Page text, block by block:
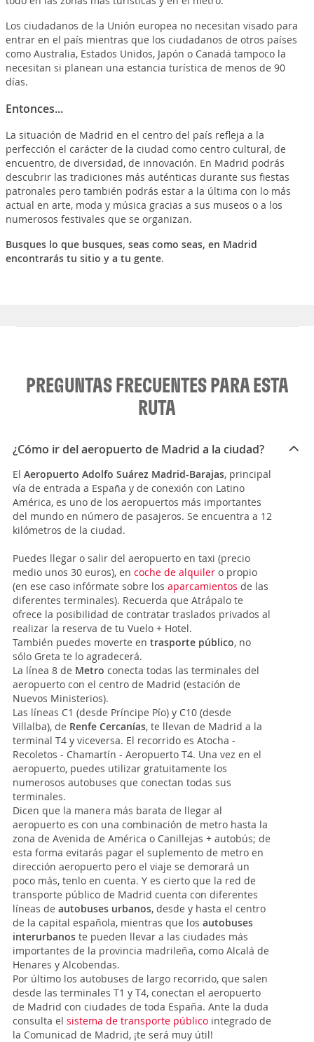
Los ciudadanos de la Unión europea no necesitan visado para
entrar en el país mientras que los ciudadanos de otros países
como Australia, Estados Unidos, Japón o Canadá tampoco la
necesitan si planean una estancia turística de menos de 90
días.
Entonces...
La situación de Madrid en el centro del país refleja a la
perfección el carácter de la ciudad como centro cultural, de
encuentro, de diversidad, de innovación. En Madrid podrás
descubrir las tradiciones más auténticas durante sus fiestas
patronales pero también podrás estar a la última con lo más
actual en arte, moda y música gracias a sus museos o a los
numerosos festivales que se organizan.
Busques lo que busques, seas como seas, en Madrid
encontrarás tu sitio y a tu gente.
PREGUNTAS FRECUENTES PARA ESTA
RUTA
¿Cómo ir del aeropuerto de Madrid a la ciudad?
El Aeropuerto Adolfo Suárez Madrid-Barajas, principal
vía de entrada a España y de conexión con Latino
América, es uno de los aeropuertos más importantes
del mundo en número de pasajeros. Se encuentra a 12
kilómetros de la ciudad.
Puedes llegar o salir del aeropuerto en taxi (precio
medio unos 30 euros), en coche de alquiler o propio
(en ese caso infórmate sobre los aparcamientos de las
diferentes terminales). Recuerda que Atrápalo te
ofrece la posibilidad de contratar traslados privados al
realizar la reserva de tu Vuelo + Hotel.
También puedes moverte en trasporte público, no
sólo Greta te lo agradecerá.
La línea 8 de Metro conecta todas las terminales del
aeropuerto con el centro de Madrid (estación de
Nuevos Ministerios).
Las líneas C1 (desde Príncipe Pío) y C10 (desde
Villalba), de Renfe Cercanías, te llevan de Madrid a la
terminal T4 y viceversa. El recorrido es Atocha -
Recoletos - Chamartín - Aeropuerto T4. Una vez en el
aeropuerto, puedes utilizar gratuitamente los
numerosos autobuses que conectan todas sus
terminales.
Dicen que la manera más barata de llegar al
aeropuerto es con una combinación de metro hasta la
zona de Avenida de América o Canillejas + autobús; de
esta forma evitarás pagar el suplemento de metro en
dirección aeropuerto pero el viaje se demorará un
poco más, tenlo en cuenta. Y es cierto que la red de
transporte público de Madrid cuenta con diferentes
líneas de autobuses urbanos, desde y hasta el centro
de la capital española, mientras que los autobuses
interurbanos te pueden llevar a las ciudades más
importantes de la provincia madrileña, como Alcalá de
Henares y Alcobendas.
Por último los autobuses de largo recorrido, que salen
desde las terminales T1 y T4, conectan el aeropuerto
de Madrid con ciudades de toda España. Ante la duda
consulta el sistema de transporte público integrado de
la Comunicad de Madrid, ¡te será muy útil!